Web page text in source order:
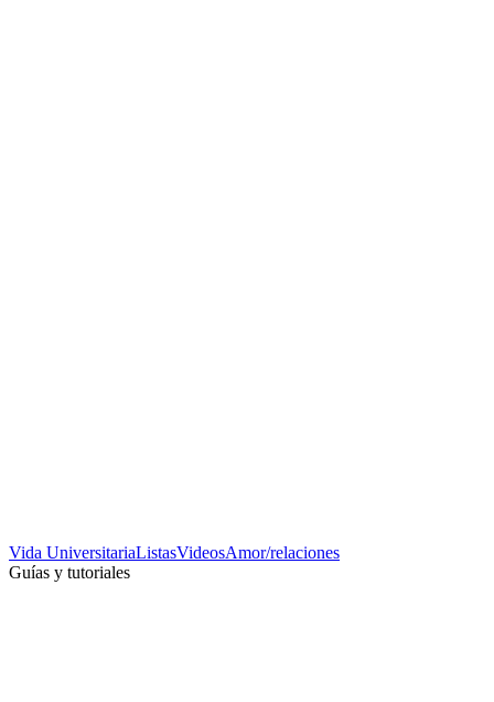
Vida UniversitariaListasVideosAmor/relaciones
Guías y tutoriales